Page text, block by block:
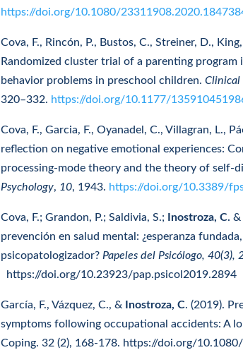
https://doi.org/10.1080/
Cova, F., Rincón, P., Bustos, C., Streiner, D.,
Randomized cluster trial of a parenting program
behavior problems in preschool children.Clinical
320–332. https://doi.org/10.1177/
Cova, F., Garcia, F., Oyanadel, C., Villagran, L.,
reflection on negative emotional experiences:
processing-mode theory and the theory of self-
Psychology, 10, 1943. https://doi.org/10.3389/
Cova, F.; Grandon, P.; Saldivia, S.; Inostroza, C.&
prevención en salud mental: ¿esperanza
psicopatologizador?Papeles del Psicólogo, 40(3),
https://doi.org/10.23923/pap.psicol2019.2894
García, F., Vázquez, C., & Inostroza, C. (2019).
symptoms following occupational accidents: A
Coping. 32 (2), 168-178. https://doi.org/